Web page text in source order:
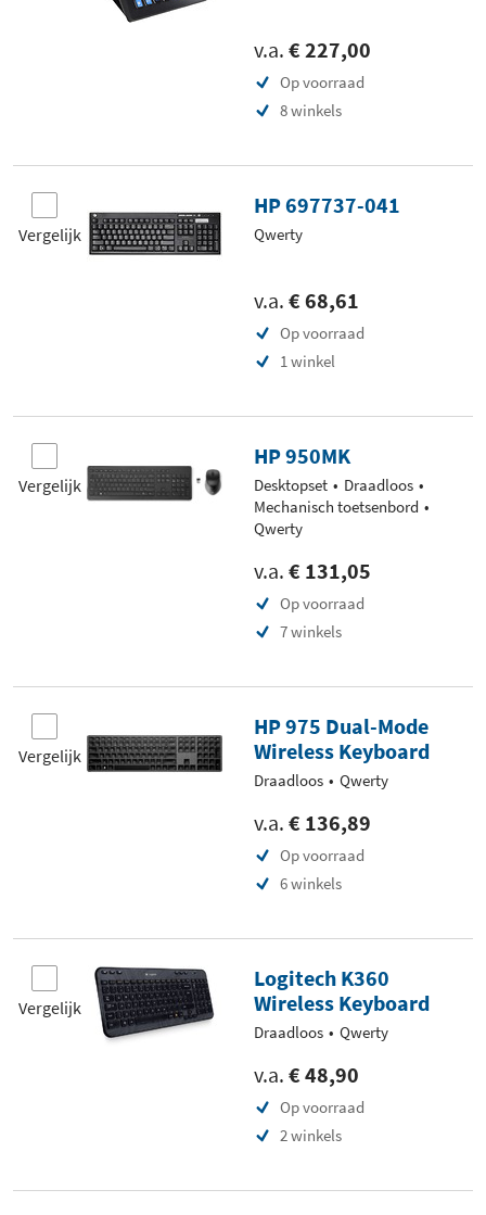
v.a. € 227,00
Op voorraad
8 winkels
Vergelijk
HP 697737-041
Qwerty
v.a. € 68,61
Op voorraad
1 winkel
Vergelijk
HP 950MK
Desktopset
Draadloos
Mechanisch toetsenbord
Qwerty
v.a. € 131,05
Op voorraad
7 winkels
Vergelijk
HP 975 Dual-Mode
Wireless Keyboard
Draadloos Qwerty
v.a. € 136,89
Op voorraad
6 winkels
Vergelijk
Logitech K360
Wireless Keyboard
Draadloos Qwerty
v.a. € 48,90
Op voorraad
2 winkels